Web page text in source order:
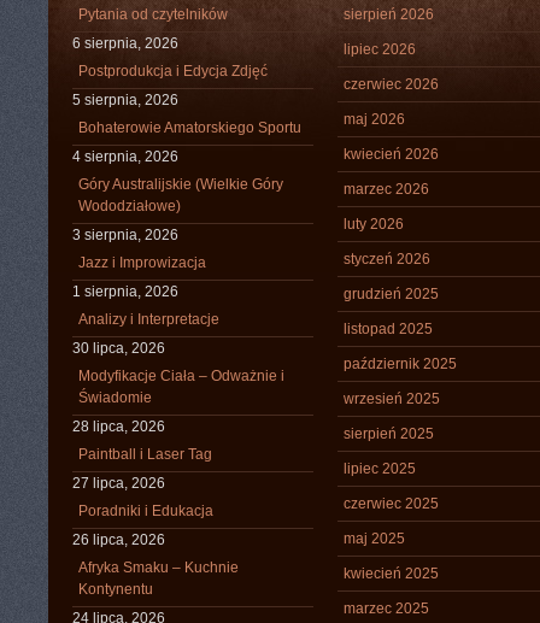
Pytania od czytelników
6 sierpnia, 2026
Postprodukcja i Edycja Zdjęć
5 sierpnia, 2026
Bohaterowie Amatorskiego Sportu
4 sierpnia, 2026
Góry Australijskie (Wielkie Góry
Wododziałowe)
3 sierpnia, 2026
Jazz i Improwizacja
1 sierpnia, 2026
Analizy i Interpretacje
30 lipca, 2026
Modyfikacje Ciała – Odważnie i
Świadomie
28 lipca, 2026
Paintball i Laser Tag
27 lipca, 2026
Poradniki i Edukacja
26 lipca, 2026
Afryka Smaku – Kuchnie
Kontynentu
24 lipca, 2026
sierpień 2026
lipiec 2026
czerwiec 2026
maj 2026
kwiecień 2026
marzec 2026
luty 2026
styczeń 2026
grudzień 2025
listopad 2025
październik 2025
wrzesień 2025
sierpień 2025
lipiec 2025
czerwiec 2025
maj 2025
kwiecień 2025
marzec 2025